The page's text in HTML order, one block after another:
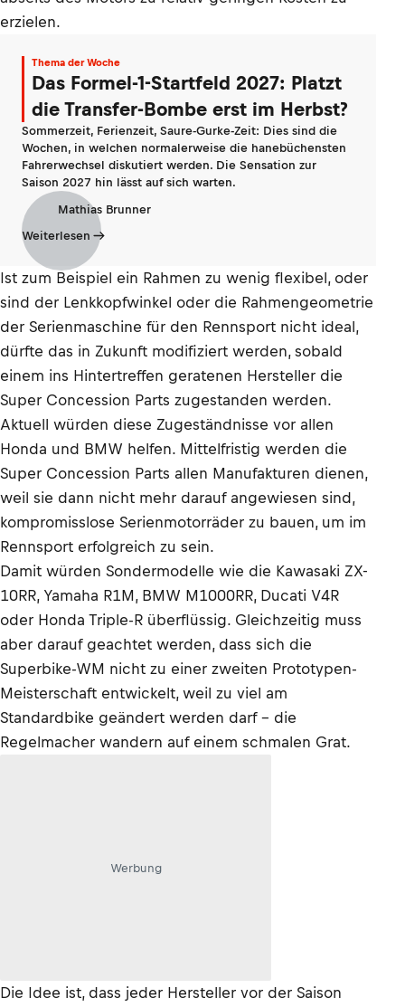
erzielen.
Thema der Woche
Das Formel-1-Startfeld 2027: Platzt
die Transfer-Bombe erst im Herbst?
Sommerzeit, Ferienzeit, Saure-Gurke-Zeit: Dies sind die
Wochen, in welchen normalerweise die hanebüchensten
Fahrerwechsel diskutiert werden. Die Sensation zur
Saison 2027 hin lässt auf sich warten.
Mathias Brunner
Weiterlesen
Ist zum Beispiel ein Rahmen zu wenig flexibel, oder
sind der Lenkkopfwinkel oder die Rahmengeometrie
der Serienmaschine für den Rennsport nicht ideal,
dürfte das in Zukunft modifiziert werden, sobald
einem ins Hintertreffen geratenen Hersteller die
Super Concession Parts zugestanden werden.
Aktuell würden diese Zugeständnisse vor allen
Honda und BMW helfen. Mittelfristig werden die
Super Concession Parts allen Manufakturen dienen,
weil sie dann nicht mehr darauf angewiesen sind,
kompromisslose Serienmotorräder zu bauen, um im
Rennsport erfolgreich zu sein.
Damit würden Sondermodelle wie die Kawasaki ZX-
10RR, Yamaha R1M, BMW M1000RR, Ducati V4R
oder Honda Triple-R überflüssig. Gleichzeitig muss
aber darauf geachtet werden, dass sich die
Superbike-WM nicht zu einer zweiten Prototypen-
Meisterschaft entwickelt, weil zu viel am
Standardbike geändert werden darf – die
Regelmacher wandern auf einem schmalen Grat.
Werbung
Die Idee ist, dass jeder Hersteller vor der Saison